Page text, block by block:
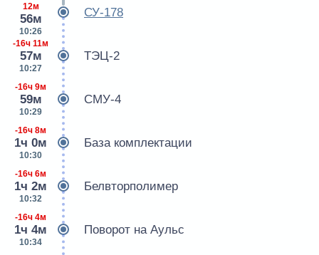
12м
56м
10:26
СУ-178
-16ч 11м
57м
10:27
ТЭЦ-2
-16ч 9м
59м
10:29
СМУ-4
-16ч 8м
1ч 0м
10:30
База комплектации
-16ч 6м
1ч 2м
10:32
Белвторполимер
-16ч 4м
1ч 4м
10:34
Поворот на Аульс